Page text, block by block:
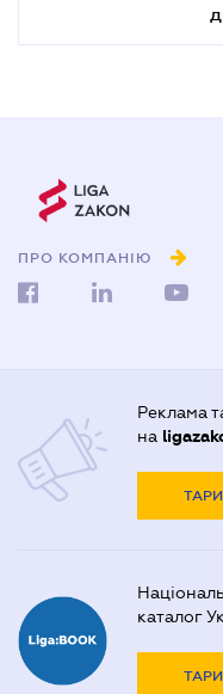
ПРО КОМПАНІЮ
Реклама
на
каталог